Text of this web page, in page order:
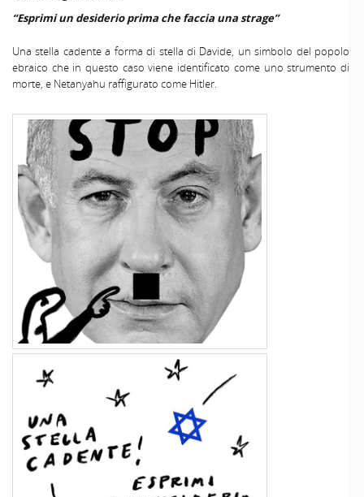
“Esprimi un desiderio prima che faccia una strage”
Una stella cadente a forma di stella di Davide, un simbolo del popolo
ebraico che in questo caso viene identificato come uno strumento di
morte, e Netanyahu raffigurato come Hitler.